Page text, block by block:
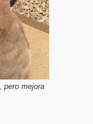
pero mejora